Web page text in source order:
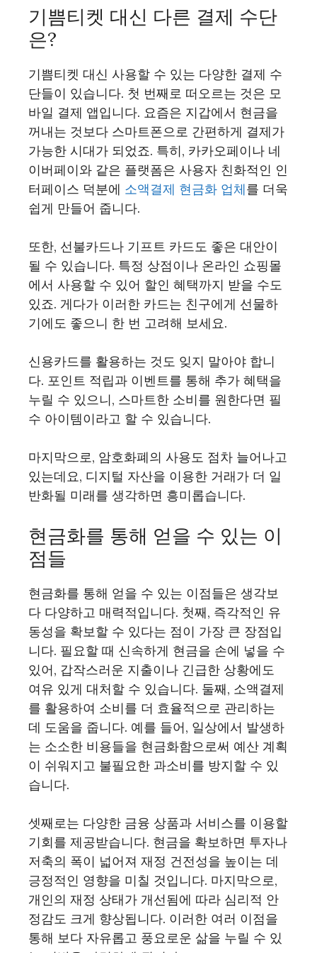
기쁨티켓 대신 다른 결제 수단
은?
기쁨티켓 대신 사용할 수 있는 다양한 결제 수
단들이 있습니다. 첫 번째로 떠오르는 것은 모
바일 결제 앱입니다. 요즘은 지갑에서 현금을
꺼내는 것보다 스마트폰으로 간편하게 결제가
가능한 시대가 되었죠. 특히, 카카오페이나 네
이버페이와 같은 플랫폼은 사용자 친화적인 인
터페이스 덕분에 소액결제 현금화 업체를 더욱
쉽게 만들어 줍니다.
또한, 선불카드나 기프트 카드도 좋은 대안이
될 수 있습니다. 특정 상점이나 온라인 쇼핑몰
에서 사용할 수 있어 할인 혜택까지 받을 수도
있죠. 게다가 이러한 카드는 친구에게 선물하
기에도 좋으니 한 번 고려해 보세요.
신용카드를 활용하는 것도 잊지 말아야 합니
다. 포인트 적립과 이벤트를 통해 추가 혜택을
누릴 수 있으니, 스마트한 소비를 원한다면 필
수 아이템이라고 할 수 있습니다.
마지막으로, 암호화폐의 사용도 점차 늘어나고
있는데요, 디지털 자산을 이용한 거래가 더 일
반화될 미래를 생각하면 흥미롭습니다.
현금화를 통해 얻을 수 있는 이
점들
현금화를 통해 얻을 수 있는 이점들은 생각보
다 다양하고 매력적입니다. 첫째, 즉각적인 유
동성을 확보할 수 있다는 점이 가장 큰 장점입
니다. 필요할 때 신속하게 현금을 손에 넣을 수
있어, 갑작스러운 지출이나 긴급한 상황에도
여유 있게 대처할 수 있습니다. 둘째, 소액결제
를 활용하여 소비를 더 효율적으로 관리하는
데 도움을 줍니다. 예를 들어, 일상에서 발생하
는 소소한 비용들을 현금화함으로써 예산 계획
이 쉬워지고 불필요한 과소비를 방지할 수 있
습니다.
셋째로는 다양한 금융 상품과 서비스를 이용할
기회를 제공받습니다. 현금을 확보하면 투자나
저축의 폭이 넓어져 재정 건전성을 높이는 데
긍정적인 영향을 미칠 것입니다. 마지막으로,
개인의 재정 상태가 개선됨에 따라 심리적 안
정감도 크게 향상됩니다. 이러한 여러 이점을
통해 보다 자유롭고 풍요로운 삶을 누릴 수 있